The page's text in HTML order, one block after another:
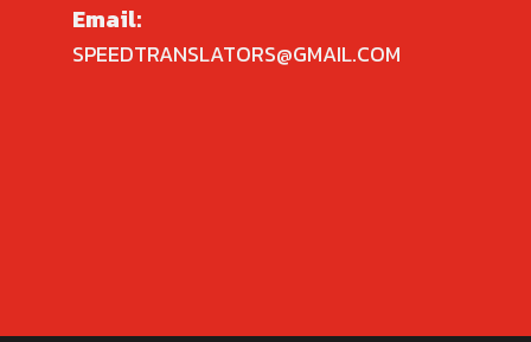
Email:
SPEEDTRANSLATORS@GMAIL.COM